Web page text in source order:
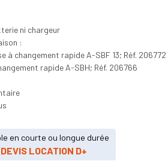
ni chargeur
:
à changement rapide A-SBF 13; Réf. 206772
rapide A-SBH; Réf. 206766
en courte ou longue durée
LOCATION D+